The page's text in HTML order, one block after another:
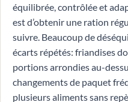
équilibrée, contrôlée et
est d’obtenir une ration
suivre. Beaucoup de
écarts répétés: friandises
portions arrondies au-
changements de paquet
plusieurs aliments sans